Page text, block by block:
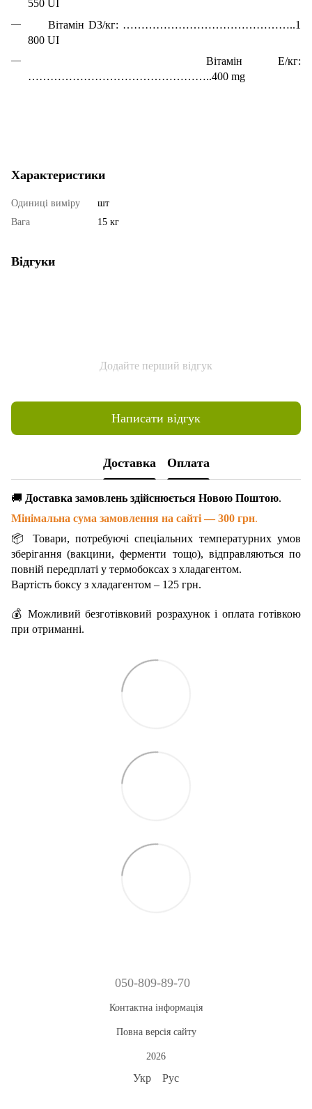
550 UI
Вітамін D3/кг: ………………………………………..1
800 UI
Вітамін Е/кг:
…………………………………………..400 mg
Характеристики
Одиниці виміру
шт
Вага
15 кг
Відгуки
Додайте перший відгук
Написати відгук
Доставка Оплата
🚚 Доставка замовлень здійснюється Новою Поштою.
Мінімальна сума замовлення на сайті — 300 грн.
📦 Товари, потребуючі спеціальних температурних умов
зберігання (вакцини, ферменти тощо), відправляються по
повній передплаті у термобоксах з хладагентом.
Вартість боксу з хладагентом – 125 грн.
💰 Можливий безготівковий розрахунок і оплата готівкою
при отриманні.
050-809-89-70
Контактна інформація
Повна версія сайту
2026
Укр Рус